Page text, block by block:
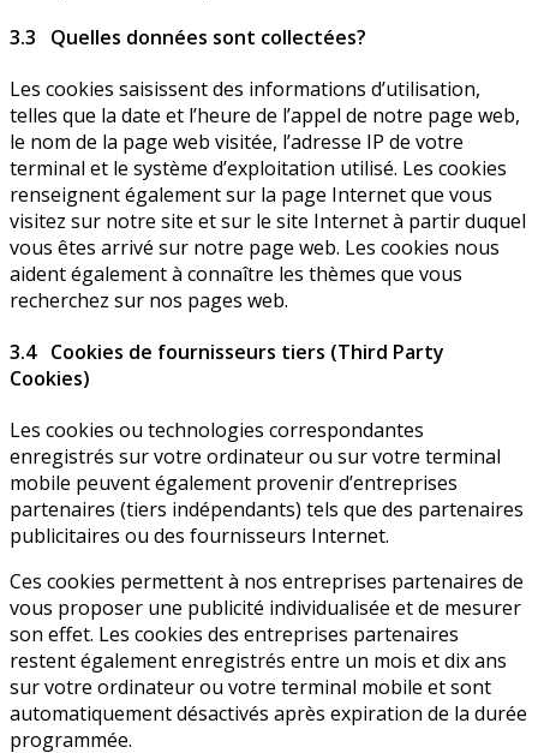
3.3 Quelles données sont collectées?
Les cookies saisissent des informations d’utilisation,
telles que la date et l’heure de l’appel de notre page web,
le nom de la page web visitée, l’adresse IP de votre
terminal et le système d’exploitation utilisé. Les cookies
renseignent également sur la page Internet que vous
visitez sur notre site et sur le site Internet à partir duquel
vous êtes arrivé sur notre page web. Les cookies nous
aident également à connaître les thèmes que vous
recherchez sur nos pages web.
3.4 Cookies de fournisseurs tiers (Third Party
Cookies)
Les cookies ou technologies correspondantes
enregistrés sur votre ordinateur ou sur votre terminal
mobile peuvent également provenir d’entreprises
partenaires (tiers indépendants) tels que des partenaires
publicitaires ou des fournisseurs Internet.
Ces cookies permettent à nos entreprises partenaires de
vous proposer une publicité individualisée et de mesurer
son effet. Les cookies des entreprises partenaires
restent également enregistrés entre un mois et dix ans
sur votre ordinateur ou votre terminal mobile et sont
automatiquement désactivés après expiration de la durée
programmée.